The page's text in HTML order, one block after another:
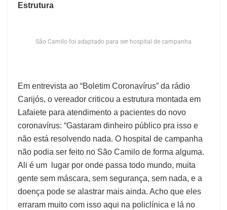
Estrutura
São Camilo foi adaptado para ser hospital de campanha
Em entrevista ao “Boletim Coronavírus” da rádio
Carijós, o vereador criticou a estrutura montada em
Lafaiete para atendimento a pacientes do novo
coronavírus: “Gastaram dinheiro público pra isso e
não está resolvendo nada. O hospital de campanha
não podia ser feito no São Camilo de forma alguma.
Ali é um lugar por onde passa todo mundo, muita
gente sem máscara, sem segurança, sem nada, e a
doença pode se alastrar mais ainda. Acho que eles
erraram muito com isso aqui na policlínica e lá no